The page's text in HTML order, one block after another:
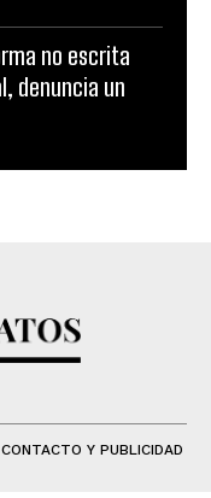
no escrita
denuncia un
CONTACTO Y PUBLICIDAD